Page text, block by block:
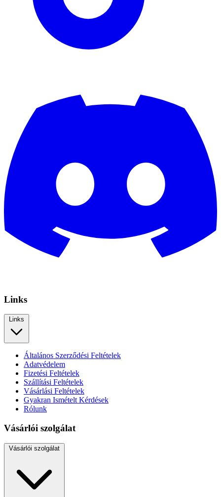
Links
Links
Általános Szerződési Feltételek
Adatvédelem
Fizetési Feltételek
Szállítási Feltételek
Vásárlási Feltételek
Gyakran Ismételt Kérdések
Rólunk
Vásárlói szolgálat
Vásárlói szolgálat